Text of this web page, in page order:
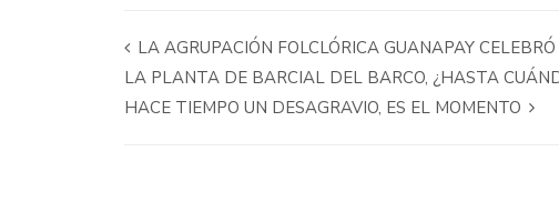
LA AGRUPACIÓN FOLCLÓRICA GUANAPAY
LA PLANTA DE BARCIAL DEL BARCO, ¿HASTA
HACE TIEMPO UN DESAGRAVIO, ES EL MOMENTO